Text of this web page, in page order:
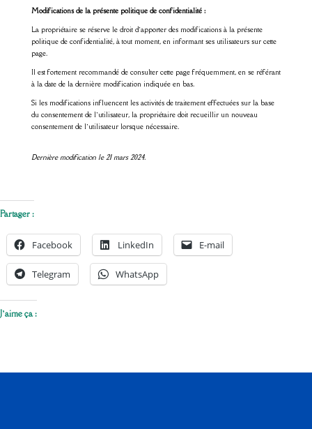
Modifications de la présente politique de confidentialité :
La propriétaire se réserve le droit d’apporter des modifications à la présente
politique de confidentialité, à tout moment, en informant ses utilisateurs sur cette
page.
Il est fortement recommandé de consulter cette page fréquemment, en se référant
à la date de la dernière modification indiquée en bas.
Si les modifications influencent les activités de traitement effectuées sur la base
du consentement de l’utilisateur, la propriétaire doit recueillir un nouveau
consentement de l’utilisateur lorsque nécessaire.
Dernière modification le 21 mars 2024.
Partager :
Facebook LinkedIn E-mail
Telegram WhatsApp
J’aime ça :